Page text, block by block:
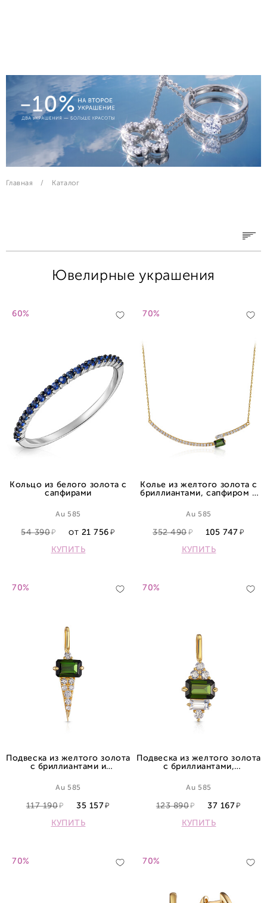
Главная Каталог
Ювелирные украшения
60%
Кольцо из белого золота с
сапфирами
Au 585
54 390 ОТ 21 756
КУПИТЬ
70%
Колье из желтого золота с
бриллиантами, сапфиром и
якорное
Au 585
352 490
105 747
КУПИТЬ
70%
Подвеска из желтого золота
с бриллиантами и
Au 585
117 190
35 157
КУПИТЬ
70%
Подвеска из желтого золота
с бриллиантами,
Au 585
123 890
37 167
КУПИТЬ
70% 70%